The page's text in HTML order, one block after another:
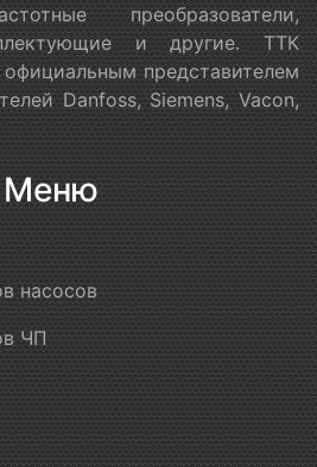
преобразователи,
и другие. ТТК
представителем
Danfoss, Siemens, Vacon,
Меню
насосов
ЧП